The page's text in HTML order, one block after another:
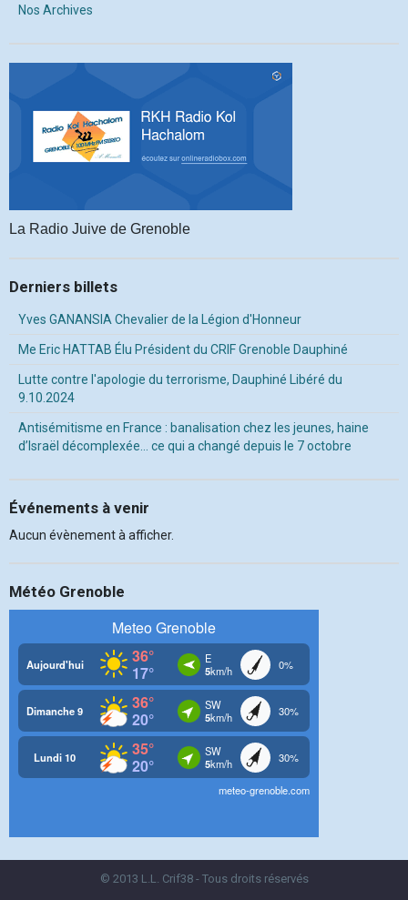
Nos Archives
La Radio Juive de Grenoble
Derniers billets
Yves GANANSIA Chevalier de la Légion d'Honneur
Me Eric HATTAB Élu Président du CRIF Grenoble Dauphiné
Lutte contre l'apologie du terrorisme, Dauphiné Libéré du
9.10.2024
Antisémitisme en France : banalisation chez les jeunes, haine
d’Israël décomplexée… ce qui a changé depuis le 7 octobre
Événements à venir
Aucun évènement à afficher.
Météo Grenoble
© 2013 L.L. Crif38 - Tous droits réservés